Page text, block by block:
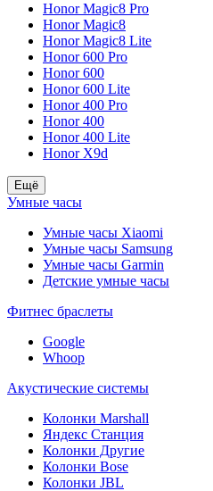
Honor Magic8 Pro
Honor Magic8
Honor Magic8 Lite
Honor 600 Pro
Honor 600
Honor 600 Lite
Honor 400 Pro
Honor 400
Honor 400 Lite
Honor X9d
Ещё
Умные часы
Умные часы Xiaomi
Умные часы Samsung
Умные часы Garmin
Детские умные часы
Фитнес браслеты
Google
Whoop
Акустические системы
Колонки Marshall
Яндекс Станция
Колонки Другие
Колонки Bose
Колонки JBL